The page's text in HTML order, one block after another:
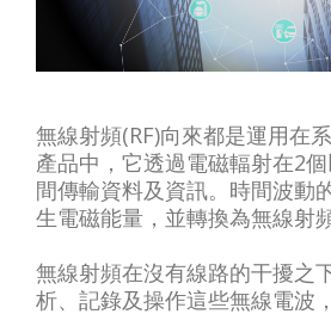
無線射頻(RF)向來都是運用在
產品中，它透過電磁輻射在2
間傳輸資料及資訊。時間波動
生電磁能量，並轉換為無線射
無線射頻在沒有線路的干擾之
析、記錄及操作這些無線電波